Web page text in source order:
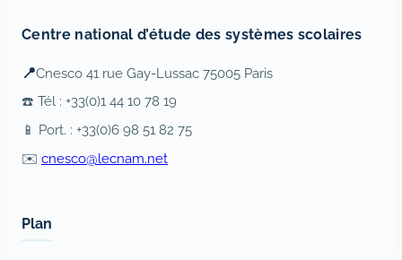
Centre national d’étude des systèmes scolaires
📍Cnesco 41 rue Gay-Lussac 75005 Paris
☎️ Tél : +33(0)1 44 10 78 19
📱 Port. : +33(0)6 98 51 82 75
✉️ cnesco@lecnam.net
Plan